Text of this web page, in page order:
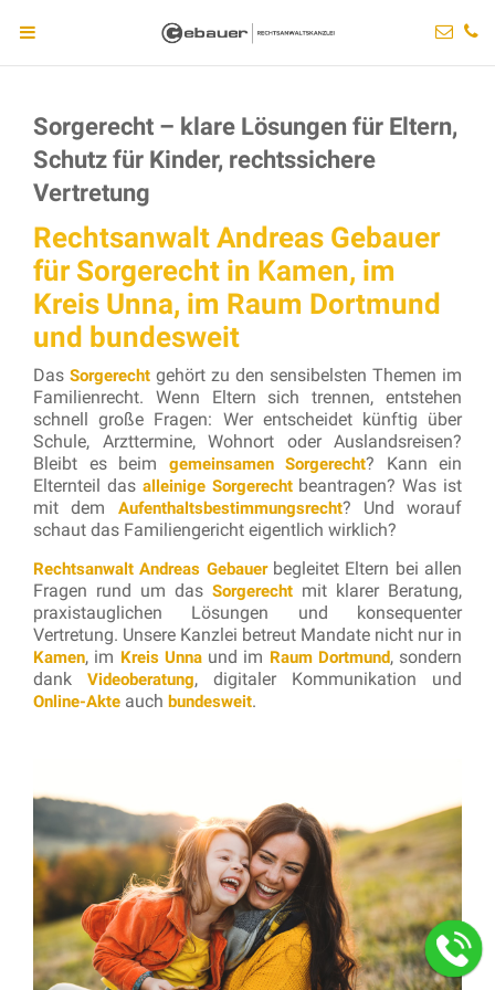
Sorgerecht – klare Lösungen für Eltern,
Schutz für Kinder, rechtssichere
Vertretung
Rechtsanwalt Andreas Gebauer
für Sorgerecht in Kamen, im
Kreis Unna, im Raum Dortmund
und bundesweit
Das Sorgerecht gehört zu den sensibelsten Themen im
Familienrecht. Wenn Eltern sich trennen, entstehen
schnell große Fragen: Wer entscheidet künftig über
Schule, Arzttermine, Wohnort oder Auslandsreisen?
Bleibt es beim gemeinsamen Sorgerecht? Kann ein
Elternteil das alleinige Sorgerechtbeantragen? Was ist
mit dem Aufenthaltsbestimmungsrecht? Und worauf
schaut das Familiengericht eigentlich wirklich?
Rechtsanwalt Andreas Gebauerbegleitet Eltern bei allen
Fragen rund um das Sorgerecht mit klarer Beratung,
praxistauglichen Lösungen und konsequenter
Vertretung. Unsere Kanzlei betreut Mandate nicht nur in
Kamen, im Kreis Unnaund im Raum Dortmund, sondern
dank Videoberatung, digitaler Kommunikation und
Online-Akte auch bundesweit.